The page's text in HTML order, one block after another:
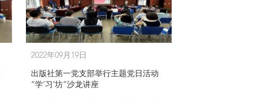
2022年09月19日
出版社第一党支部举行主题党日活动
“学‘习’坊”沙龙讲座